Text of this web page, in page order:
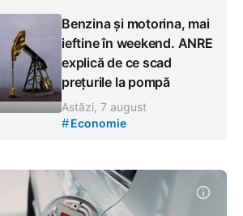
Benzina și motorina, mai
ieftine în weekend. ANRE
explică de ce scad
prețurile la pompă
Astăzi, 7 august
#Economie